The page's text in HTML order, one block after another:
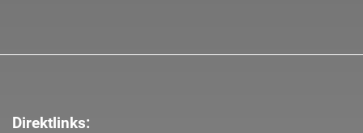
Direktlinks: